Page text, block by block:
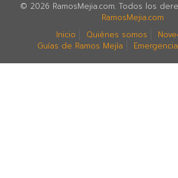
© 2026 RamosMejia.com. Todos los
RamosMejia.com
Inicio
Quiénes somos
Guías de Ramos Mejía